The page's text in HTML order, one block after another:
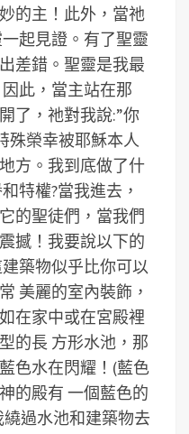
的主！此外，當祂
起見證。有了聖靈
差錯。聖靈是我最
此，當主站在那
了，祂對我說:”你
殊榮幸被耶穌本人
方。我到底做了什
特權?當我進去，
的聖徒們，當我們
撼！我要說以下的
築物似乎比你可以
美麗的室內裝飾，
在家中或在宮殿裡
的長 方形水池，那
色水在閃耀！(藍色
的殿有 一個藍色的
過水池和建築物去